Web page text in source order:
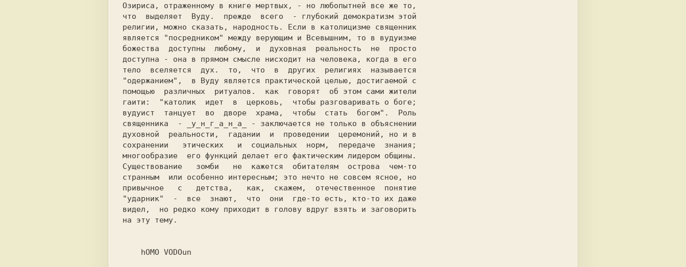
Озириса, отраженному в книге мертвых, - но любопытней все же то,
что  выделяет  Вуду.  прежде  всего  - глубокий демократизм этой
религии, можно сказать, народность. Если в католицизме священник
является "посредником" между верующим и Всевышним, то в вудуизме
божества  доступны  любому,  и  духовная  реальность  не  просто
доступна - она в прямом смысле нисходит на человека, когда в его
тело  вселяется  дух.  то,  что  в  других  религиях  называется
помощью  различных  ритуалов.  как  говорят  об этом сами жители
гаити:  "католик  идет  в  церковь,  чтобы разговаривать о боге;
вудуист  танцует  во  дворе  храма,  чтобы  стать  богом".  Роль
священника  - _у_н_г_а_н_а_ - заключается не только в объяснении
духовной  реальности,  гадании  и  проведении  церемоний, но и в
сохранении   этических   и  социальных  норм,  передаче  знания;
многообразие  его функций делает его фактическим лидером общины.
Существование   зомби   не  кажется  обитателям  острова  чем-то
странным  или особенно интересным; это нечто не совсем ясное, но
привычное   с   детства,   как,  скажем,  отечественное  понятие
"ударник"  -  все  знают,  что  они  где-то есть, кто-то их даже
видел,  но редко кому приходит в голову вдруг взять и заговорить
на эту тему.